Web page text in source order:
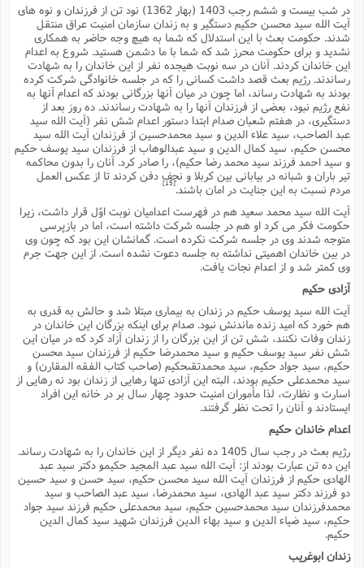
در شب بیست و ششم رجب 1403 (بهار 1362) نود تن از فرزندان و نوه هاى
آیت الله سید محسن حکیم دستگیر و به زندان سازمان امنیت عراق منتقل
شدند. حکومت بعث با این استدلال که شما به هیچ وجه حاضر به همکارى
نشدید و براى حکومت محرز شد که شما با ما دشمن هستید. شروع به اعدام
این خاندان کردند. آنان در سه نوبت هیجده نفر از این خاندان را به شهادت
رساندند. رژیم بعث قصد داشت کسانى را که در جلسه خانوادگى شرکت کرده
بودند به شهادت رساند، اما چون در میان آنها بزرگانى بودند که اعدام آنها به
نفع رژیم نبود، بعضى از فرزندان آنها را به شهادت رساندند. ده روز بعد از
دستگیرى، در هفتم شعبان صدام ابتدا دستور اعدام شش نفر (آیت الله سید
عبد الصاحب، سید علاء الدین و سید محمدحسین از فرزندان آیت الله سید
محسن حکیم، سید کمال الدین و سید عبدالوهاب از فرزندان سید یوسف حکیم
و سید احمد فرزند سید محمد رضا حکیم)، را صادر کرد. آنان را بدون محاکمه
تیر باران و شبانه در بیابانى بین کربلا و نجف دفن کردند تا از عکس العمل
مردم نسبت به این جنایت در امان باشند.
آیت الله سید محمد سعید هم در فهرست اعدامیان نوبت اوّل قرار داشت، زیرا
حکومت فکر مى کرد او هم در جلسه شرکت داشته است، اما در بازپرسى
متوجه شدند وى در جلسه شرکت نکرده است. گمانشان این بود که چون وى
در بین خاندان اهمیتى نداشته به جلسه دعوت نشده است. از این جهت جرم
وى کمتر شد و از اعدام نجات یافت.
آزادى حکیم
آیت الله سید یوسف حکیم در زندان به بیمارى مبتلا شد و حالش به قدرى به
هم خورد که امید زنده ماندنش نبود. صدام براى اینکه بزرگان این خاندان در
زندان وفات نکنند، شش تن از این بزرگان را از زندان آزاد کرد که در میان این
شش نفر سید یوسف حکیم و سید محمدرضا حکیم از فرزندان سید محسن
حکیم، سید جواد حکیم، سید محمدتقىحکیم (صاحب کتاب الفقه المقارن) و
سید محمدعلى حکیم بودند، البته این آزادى تنها رهایى از زندان بود نه رهایى از
اسارت و نظارت، لذا مأموران امنیت حدود چهار سال بر در خانه این افراد
ایستادند و آنان را تحت نظر گرفتند.
اعدام خاندان حکیم
رژیم بعث در رجب سال 1405 ده نفر دیگر از این خاندان را به شهادت رساند.
این ده تن عبارت بودند از: آیت الله سید عبد المجید حکیمو دکتر سید عبد
الهادى حکیم از فرزندان آیت الله سید محسن حکیم، سید حسن و سید حسین
دو فرزند دکتر سید عبد الهادى، سید محمدرضا، سید عبد الصاحب و سید
محمدفرزندان سید محمدحسین حکیم، سید محمدعلى حکیم فرزند سید جواد
حکیم، سید ضیاء الدین و سید بهاء الدین فرزندان شهید سید کمال الدین
حکیم.
زندان ابوغریب